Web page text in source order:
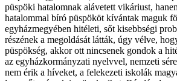
püspöki hatalomnak alávetett vikáriust,
hatalommal bíró püspököt kívántak maguk
egyházmegyében hitéleti, sőt kisebbségi
részének a megoldását látták, úgy vélve,
püspökség, akkor ott nincsenek gondok a
az egyházkormányzati nyelvvel, nemzeti
nem érik a híveket, a felekezeti iskolák